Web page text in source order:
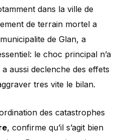
dans la ville de
de terrain mortel a
de Glan, a
le choc principal n’a
aussi declenche des effets
tres vite le bilan.
des catastrophes
, confirme qu’il s’agit bien